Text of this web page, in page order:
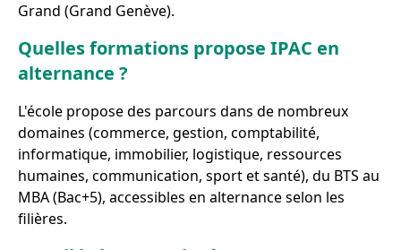
Grand (Grand Genève).
Quelles formations propose IPAC en
alternance ?
L'école propose des parcours dans de nombreux
domaines (commerce, gestion, comptabilité,
informatique, immobilier, logistique, ressources
humaines, communication, sport et santé), du BTS au
MBA (Bac+5), accessibles en alternance selon les
filières.